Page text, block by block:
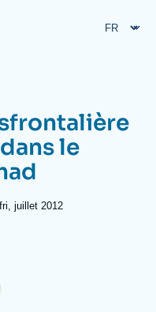
Orient
le
juillet 2012